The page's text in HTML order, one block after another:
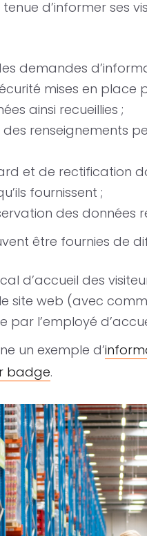
tenue d’informer ses
demandes
mises en place
ainsi recueillies ;
des renseignements
et de rectification
fournissent ;
des données
être fournies de
d’accueil des
site web (avec
par l’employé
un exemple d’
badge.